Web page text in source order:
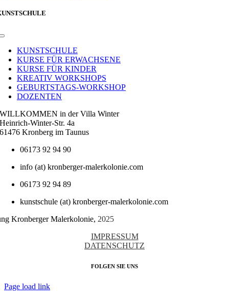
Toggle
NavigationKUNSTSCHULE
KURSE FÜR ERWACHSENE
KURSE FÜR KINDER
KREATIV WORKSHOPS
GEBURTSTAGS-WORKSHOP
DOZENTEN
WILLKOMMEN in der Villa Winter
Heinrich-Winter-Str. 4a
61476 Kronberg im Taunus
06173 92 94 90
info (at) kronberger-malerkolonie.com
06173 92 94 89
kunstschule (at) kronberger-malerkolonie.com
Kronberger Malerkolonie, 2025
IMPRESSUM
DATENSCHUTZ
FOLGEN SIE UNS
Page load link